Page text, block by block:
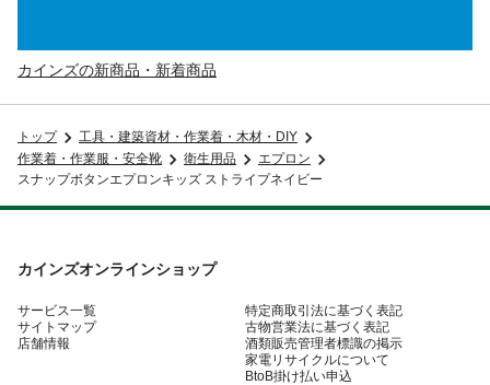
カインズの新商品・新着商品
トップ
工具・建築資材・作業着・木材・DIY
作業着・作業服・安全靴
衛生用品
エプロン
スナップボタンエプロンキッズ ストライプネイビー
カインズオンラインショップ
サービス一覧
サイトマップ
店舗情報
特定商取引法に基づく表記
古物営業法に基づく表記
酒類販売管理者標識の掲示
家電リサイクルについて
BtoB掛け払い申込